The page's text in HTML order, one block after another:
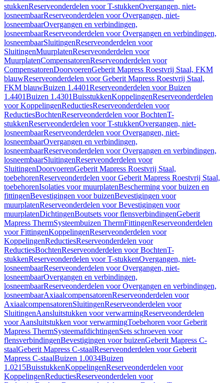
stukkenReserveonderdelen voor T-stukkenOvergangen, niet-
losneembaarReserveonderdelen voor Overgangen, niet-
losneembaarOvergangen en verbindingen,
losneembaarReserveonderdelen voor Overgangen en verbindingen,
losneembaarSluitingenReserveonderdelen voor
SluitingenMuurplatenReserveonderdelen voor
MuurplatenCompensatorenReserveonderdelen voor
CompensatorenDoorvoerenGeberit Mapress Roestvrij Staal, FKM
blauwReserveonderdelen voor Geberit Mapress Roestvrij Staal,
FKM blauwBuizen 1.4401Reserveonderdelen voor Buizen
1.4401Buizen 1.4301BuisstukkenKoppelingenReserveonderdelen
voor KoppelingenReductiesReserveonderdelen voor
ReductiesBochtenReserveonderdelen voor BochtenT-
stukkenReserveonderdelen voor T-stukkenOvergangen, niet-
losneembaarReserveonderdelen voor Overgangen, niet-
losneembaarOvergangen en verbindingen,
losneembaarReserveonderdelen voor Overgangen en verbindingen,
losneembaarSluitingenReserveonderdelen voor
SluitingenDoorvoerenGeberit Mapress Roestvrij Staal,
toebehorenReserveonderdelen voor Geberit Mapress Roestvrij Staal,
toebehorenIsolaties voor muurplatenBescherming voor buizen en
fittingenBevestigingen voor buizenBevestigingen voor
muurplatenReserveonderdelen voor Bevestigingen voor
muurplatenDichtingenBoutsets voor flensverbindingenGeberit
Mapress ThermSysteembuizen ThermFittingenReserveonderdelen
voor FittingenKoppelingenReserveonderdelen voor
KoppelingenReductiesReserveonderdelen voor
ReductiesBochtenReserveonderdelen voor BochtenT-
stukkenReserveonderdelen voor T-stukkenOvergangen, niet-
losneembaarReserveonderdelen voor Overgangen, niet-
losneembaarOvergangen en verbindingen,
losneembaarReserveonderdelen voor Overgangen en verbindingen,
losneembaarAxiaalcompensatorenReserveonderdelen voor
AxiaalcompensatorenSluitingenReserveonderdelen voor
SluitingenAansluitstukken voor verwarmingReserveonderdelen
voor Aansluitstukken voor verwarmingToebehoren voor Geberit
Mapress ThermSysteemafdichtingenSets schroeven voor
flensverbindingenBevestigingen voor buizenGeberit Mapress C-
staalGeberit Mapress C-staalReserveonderdelen voor Geberit
Mapress C-staalBuizen 1.0034Buizen
1.0215BuisstukkenKoppelingenReserveonderdelen voor
KoppelingenReductiesReserveonderdelen voor